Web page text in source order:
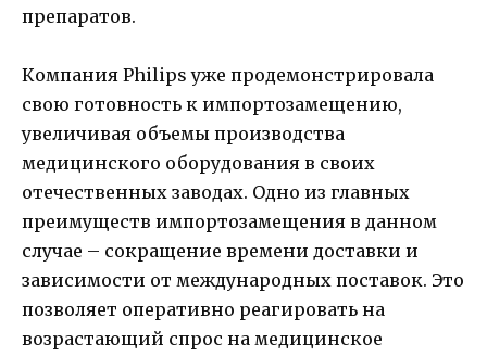
препаратов.
Компания Philips уже продемонстрировала
свою готовность к импортозамещению,
увеличивая объемы производства
медицинского оборудования в своих
отечественных заводах. Одно из главных
преимуществ импортозамещения в данном
случае – сокращение времени доставки и
зависимости от международных поставок. Это
позволяет оперативно реагировать на
возрастающий спрос на медицинское